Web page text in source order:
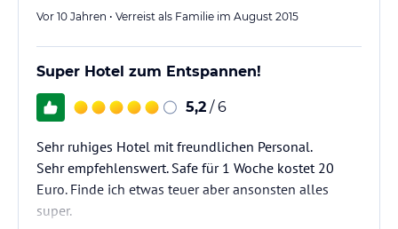
Vor 10 Jahren • Verreist als Familie im August 2015
Super Hotel zum Entspannen!
5,2 / 6
Sehr ruhiges Hotel mit freundlichen Personal.
Sehr empfehlenswert. Safe für 1 Woche kostet 20
Euro. Finde ich etwas teuer aber ansonsten alles
super.